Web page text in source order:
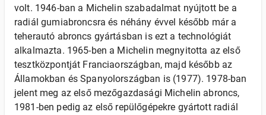
volt. 1946-ban a Michelin szabadalmat nyújtott be a
radiál gumiabroncsra és néhány évvel később már a
teherautó abroncs gyártásban is ezt a technológiát
alkalmazta. 1965-ben a Michelin megnyitotta az első
tesztközpontját Franciaországban, majd később az
Államokban és Spanyolországban is (1977). 1978-ban
jelent meg az első mezőgazdasági Michelin abroncs,
1981-ben pedig az első repülőgépekre gyártott radiál